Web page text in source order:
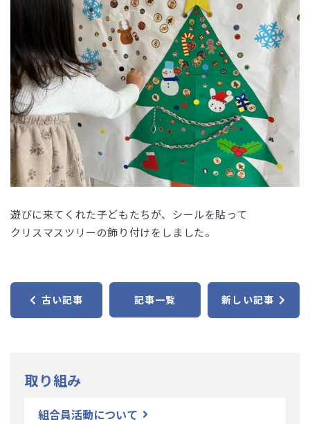
遊びに来てくれた子どもたちが、シールを貼って
クリスマスツリーの飾り付けをしました。
古い記事 記事一覧 新しい記事
取り組み
組合員活動について